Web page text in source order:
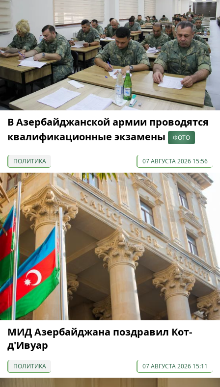
В Азербайджанской армии проводятся
квалификационные экзамены
ФОТО
ПОЛИТИКА 07 АВГУСТА 2026 15:56
МИД Азербайджана поздравил Кот-
д'Ивуар
ПОЛИТИКА 07 АВГУСТА 2026 15:11